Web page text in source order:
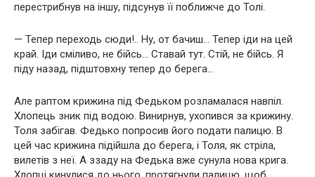
перестрибнув на іншу, підсунув її поближче до Толі.
— Тепер переходь сюди!.. Ну, от бачиш… Тепер іди на цей
край. Іди сміливо, не бійсь… Ставай тут. Стій, не бійсь. Я
піду назад, підштовхну тепер до берега…
Але раптом крижина під Федьком розламалася навпіл.
Хлопець зник під водою. Винирнув, ухопився за крижину.
Толя забігав. Федько попросив його подати палицю. В
цей час крижина підійшла до берега, і Толя, як стріла,
вилетів з неї. А ззаду на Федька вже сунула нова крига.